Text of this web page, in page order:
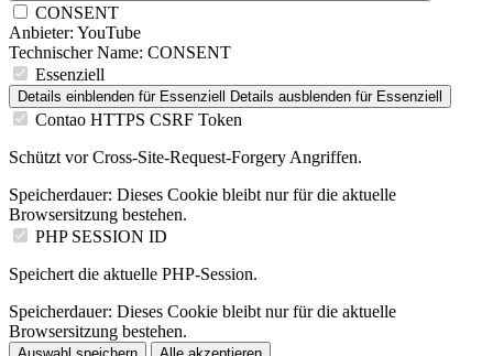
CONSENT
Anbieter: YouTube
Technischer Name: CONSENT
Essenziell
Details einblenden für Essenziell Details ausblenden für Essenziell
Contao HTTPS CSRF Token
Schützt vor Cross-Site-Request-Forgery Angriffen.
Speicherdauer: Dieses Cookie bleibt nur für die aktuelle
Browsersitzung bestehen.
PHP SESSION ID
Speichert die aktuelle PHP-Session.
Speicherdauer: Dieses Cookie bleibt nur für die aktuelle
Browsersitzung bestehen.